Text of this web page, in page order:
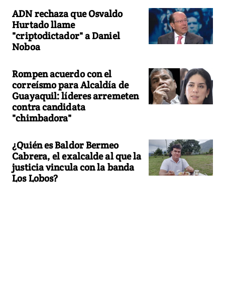
ADN rechaza que Osvaldo
Hurtado llame
"criptodictador" a Daniel
Noboa
Rompen acuerdo con el
correísmo para Alcaldía de
Guayaquil: líderes arremeten
contra candidata
"chimbadora"
¿Quién es Baldor Bermeo
Cabrera, el exalcalde al que la
justicia vincula con la banda
Los Lobos?